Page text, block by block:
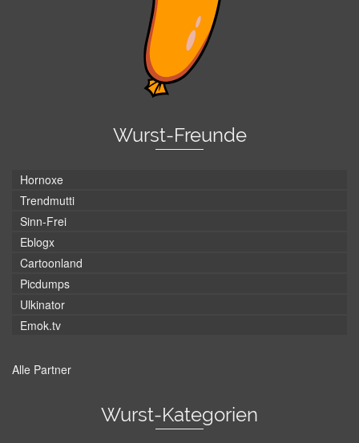
Wurst-Freunde
Hornoxe
Trendmutti
Sinn-Frei
Eblogx
Cartoonland
Picdumps
Ulkinator
Emok.tv
Alle Partner
Wurst-Kategorien